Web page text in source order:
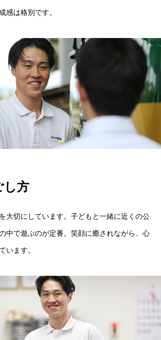
感は格別です。
し方
大切にしています。子どもと一緒に近くの公
中で遊ぶのが定番。笑顔に癒されながら、心
います。